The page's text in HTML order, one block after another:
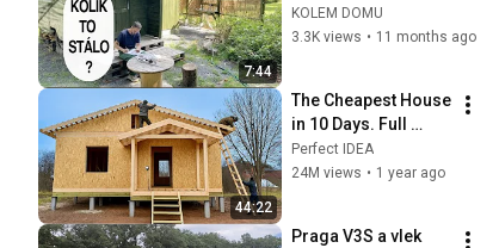
7:44
Rozpočet
KOLEM DOMU
3.3K views • 11 months ago
44:22
The Cheapest House
in 10 Days. Full
Construction
Process
Perfect IDEA
24M views • 1 year ago
Praga V3S a vlek